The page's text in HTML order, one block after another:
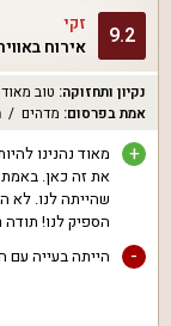
9.2 זקי
אירוח
נקיון ותחזוקה: טוב מאוד
אמת בפרסום: מדהים
+
מאוד נהנינו
את זה כאן. באמת
שהייתה לנו. לא
הספיק לנו!
- הייתה בעייה עם